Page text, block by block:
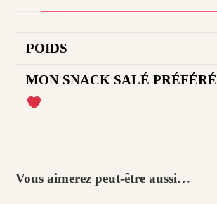
POIDS
MON SNACK SALÉ PRÉFÉRÉ
Vous aimerez peut-être aussi…